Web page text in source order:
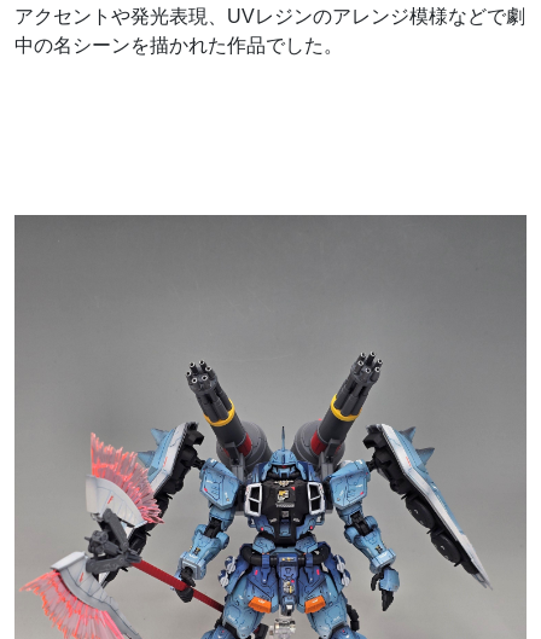
アクセントや発光表現、UVレジンのアレンジ模様などで劇
中の名シーンを描かれた作品でした。